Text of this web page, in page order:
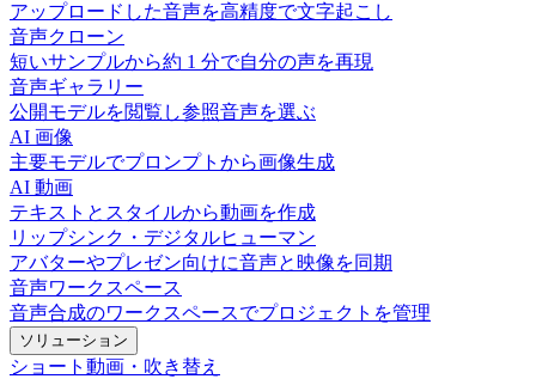
アップロードした音声を高精度で文字起こし
音声クローン
短いサンプルから約 1 分で自分の声を再現
音声ギャラリー
公開モデルを閲覧し参照音声を選ぶ
AI 画像
主要モデルでプロンプトから画像生成
AI 動画
テキストとスタイルから動画を作成
リップシンク・デジタルヒューマン
アバターやプレゼン向けに音声と映像を同期
音声ワークスペース
音声合成のワークスペースでプロジェクトを管理
ソリューション
ショート動画・吹き替え